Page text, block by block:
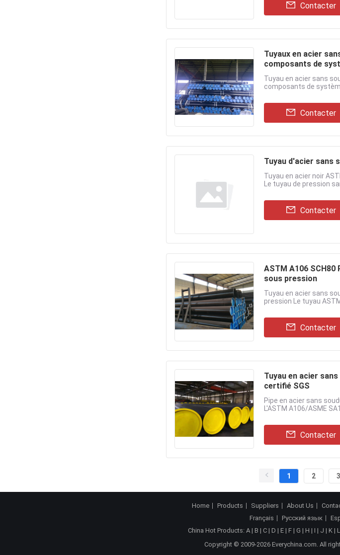
Contacter
Tuyaux en acier
composants de
Tuyau en acier sans
composants de
Contacter
Tuyau d'acier sans
Tuyau en acier noir
Le tuyau de pression
Contacter
ASTM A106
sous pression
Tuyau en acier sans
pression Le tuyau
Contacter
Tuyau en acier
certifié SGS
Pipe en acier sans
L'ASTM A106/ASME
Contacter
1 2 3
Home Products Suppliers About Us
Français
Русский язык
China Hot Products: A | B | C | D | E | F | G | H | I | J | K | L
Copyright © 2009-2026 Everychina.com. All